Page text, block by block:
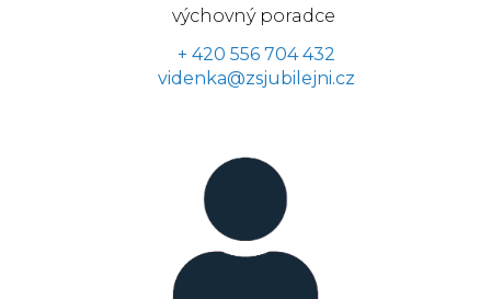
výchovný poradce
+ 420 556 704 432
videnka@zsjubilejni.cz